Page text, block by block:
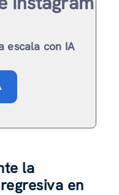
escala con IA
la
en